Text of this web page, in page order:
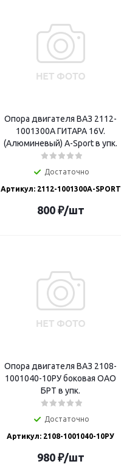
Опора двигателя ВАЗ 2112-
1001300А ГИТАРА 16V.
(Алюминевый) A-Sport в упк.
Достаточно
Артикул: 2112-1001300A-SPORT
800₽/шт
Опора двигателя ВАЗ 2108-
1001040-10РУ боковая ОАО
БРТ в упк.
Достаточно
Артикул: 2108-1001040-10РУ
980₽/шт